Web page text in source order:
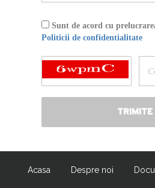
Sunt de acord cu
Politicii de confidentialitate
Acasa Despre noi